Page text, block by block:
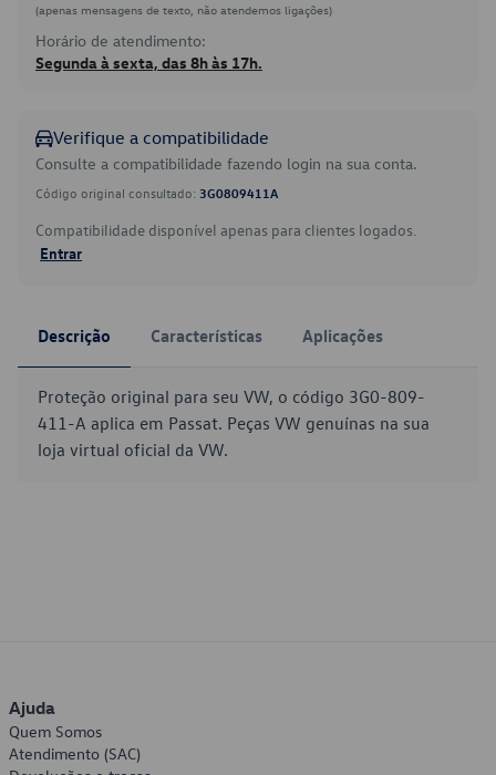
(apenas mensagens de texto, não atendemos ligações)
Horário de atendimento:
Segunda à sexta, das 8h às 17h.
Verifique a compatibilidade
Consulte a compatibilidade fazendo login na sua conta.
Código original consultado: 3G0809411A
Compatibilidade disponível apenas para clientes logados.
Entrar
Descrição Características Aplicações
Proteção original para seu VW, o código 3G0-809-
411-A aplica em Passat. Peças VW genuínas na sua
loja virtual oficial da VW.
Ajuda
Quem Somos
Atendimento (SAC)